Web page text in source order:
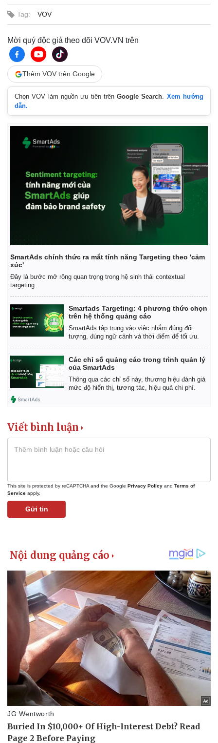
Kinh tế
Bất động sản
Khởi nghiệp
Thị trường
Tiêu dùng
Tag: VOV
Mời quý độc giả theo dõi VOV.VN trên
Thêm VOV trên Google
Chọn VOV làm nguồn ưu tiên trênGoogle Search. Xem hướng
dẫn.
SmartAds chính thức ra mắt tính năng Targeting theo 'cảm
xúc'
Đây là bước mở rộng quan trọng trong hệ sinh thái contextual
targeting.
Smartads Targeting: 4 phương thức chọn
trên hệ thống quảng cáo
SmartAds tập trung vào việc nhắm đúng đối
tượng, đúng ngữ cảnh và thời điểm để tối ưu.
Các chỉ số quảng cáo trong trình quản lý
của SmartAds
Thông qua các chỉ số này, thương hiệu đánh giá
mức độ hiển thị, tương tác, hiệu quả chi phí.
Viết bình luận
This site is protected by reCAPTCHA and the Google Privacy Policy and Terms of
Service apply.
Gửi tin